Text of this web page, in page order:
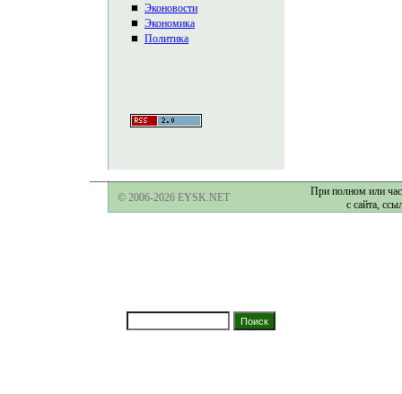
Эконовости
Экономика
Политика
© 2006-2026 EYSK.NET
При полном или
с сайта,